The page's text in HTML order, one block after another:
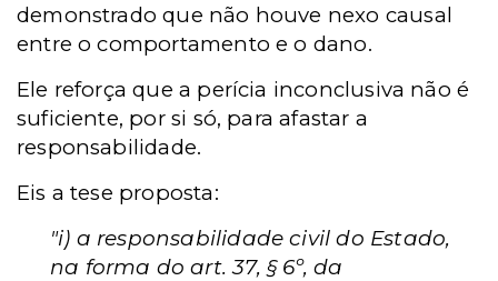
demonstrado que não houve nexo causal
entre o comportamento e o dano.
Ele reforça que a perícia inconclusiva não é
suficiente, por si só, para afastar a
responsabilidade.
Eis a tese proposta:
"i) a responsabilidade civil do Estado,
na forma do art. 37, § 6º, da